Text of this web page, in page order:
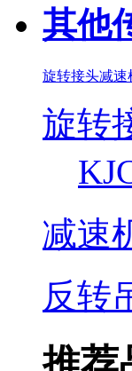
其他
旋转接头减速
旋转
减速
反转